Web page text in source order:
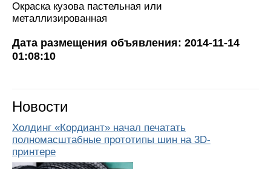
Окраска кузова пастельная или
металлизированная
Дата размещения объявления: 2014-11-14
01:08:10
Новости
Холдинг «Кордиант» начал печатать
полномасштабные прототипы шин на 3D-
принтере